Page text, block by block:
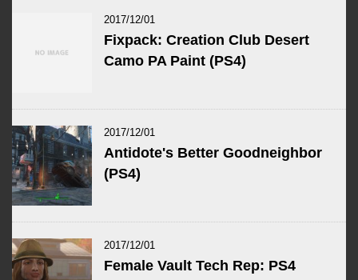
2017/12/01
Fixpack: Creation Club Desert
Camo PA Paint (PS4)
2017/12/01
Antidote's Better Goodneighbor
(PS4)
2017/12/01
Female Vault Tech Rep: PS4